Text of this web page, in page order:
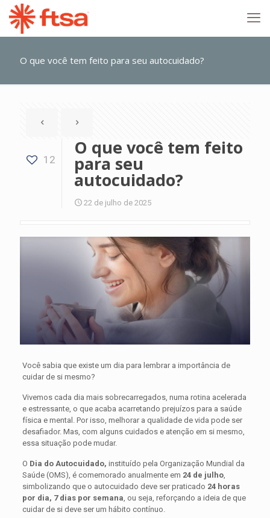
O que você tem feito para seu autocuidado?
12
O que você tem feito
para seu
autocuidado?
22 de julho de 2025
Você sabia que existe um dia para lembrar a importância de
cuidar de si mesmo?
Vivemos cada dia mais sobrecarregados, numa rotina acelerada
e estressante, o que acaba acarretando prejuízos para a saúde
física e mental. Por isso, melhorar a qualidade de vida pode ser
desafiador. Mas, com alguns cuidados e atenção em si mesmo,
essa situação pode mudar.
O Dia do Autocuidado, instituído pela Organização Mundial da
Saúde (OMS), é comemorado anualmente em 24 de julho,
simbolizando que o autocuidado deve ser praticado 24 horas
por dia, 7 dias por semana, ou seja, reforçando a ideia de que
cuidar de si deve ser um hábito contínuo.